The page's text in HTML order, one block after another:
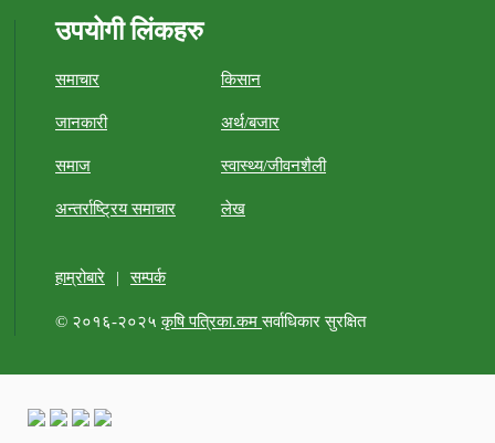
उपयोगी लिंकहरु
समाचार किसान
जानकारी अर्थ/बजार
समाज स्वास्थ्य/जीवनशैली
अन्तर्राष्ट्रिय समाचार लेख
हाम्रोबारे | सम्पर्क
© २०१६-२०२५कृषि पत्रिका.कमसर्वाधिकार सुरक्षित